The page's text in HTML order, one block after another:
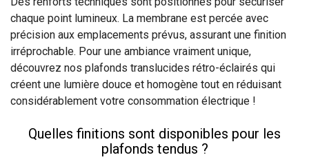
chaque point lumineux. La membrane est percée avec
précision aux emplacements prévus, assurant une finition
irréprochable. Pour une ambiance vraiment unique,
découvrez nos plafonds translucides rétro-éclairés qui
créent une lumière douce et homogène tout en réduisant
considérablement votre consommation électrique !
Quelles finitions sont disponibles pour les
plafonds tendus ?